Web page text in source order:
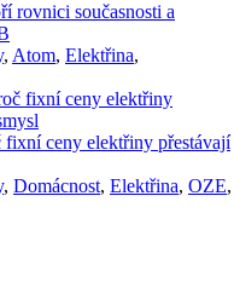
rovnici současnosti a
, Atom, Elektřina,
fixní ceny elektřiny přestávají
, Domácnost, Elektřina, OZE,